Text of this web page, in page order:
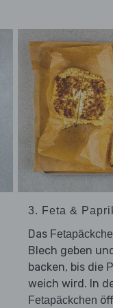
3. Feta &
Das
Blech geben
backen, bis die
weich wird. In
Fetapäckchen